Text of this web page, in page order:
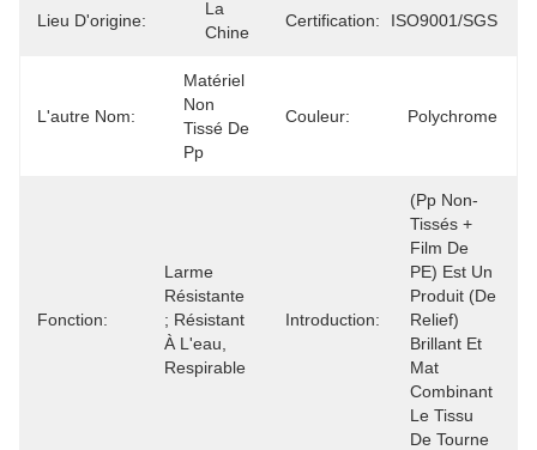
Lieu D'origine:
La
Chine
Certification: ISO9001/SGS
L'autre Nom:
Matériel
Non
Tissé De
Pp
Couleur: Polychrome
Fonction:
Larme
Résistante
; Résistant
À L'eau,
Respirable
Introduction:
(Pp Non-
Tissés +
Film De
PE) Est Un
Produit (de
Relief)
Brillant Et
Mat
Combinant
Le Tissu
De Tourne